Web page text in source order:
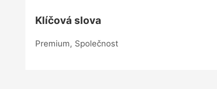
Klíčová slova
Premium, Společnost